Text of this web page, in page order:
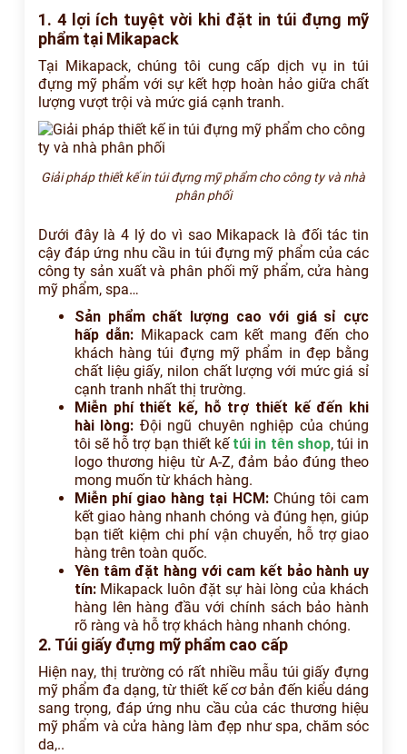
1. 4 lợi ích tuyệt vời khi đặt in túi đựng mỹ
phẩm tại Mikapack
Tại Mikapack, chúng tôi cung cấp dịch vụ in túi
đựng mỹ phẩm với sự kết hợp hoàn hảo giữa chất
lượng vượt trội và mức giá cạnh tranh.
Giải pháp thiết kế in túi đựng mỹ phẩm cho công ty và nhà
phân phối
Dưới đây là 4 lý do vì sao Mikapack là đối tác tin
cậy đáp ứng nhu cầu in túi đựng mỹ phẩm của các
công ty sản xuất và phân phối mỹ phẩm, cửa hàng
mỹ phẩm, spa…
Sản phẩm chất lượng cao với giá sỉ cực
hấp dẫn: Mikapack cam kết mang đến cho
khách hàng túi đựng mỹ phẩm in đẹp bằng
chất liệu giấy, nilon chất lượng với mức giá sỉ
cạnh tranh nhất thị trường.
Miễn phí thiết kế, hỗ trợ thiết kế đến khi
hài lòng: Đội ngũ chuyên nghiệp của chúng
tôi sẽ hỗ trợ bạn thiết kế túi in tên shop, túi in
logo thương hiệu từ A-Z, đảm bảo đúng theo
mong muốn từ khách hàng.
Miễn phí giao hàng tại HCM:Chúng tôi cam
kết giao hàng nhanh chóng và đúng hẹn, giúp
bạn tiết kiệm chi phí vận chuyển, hỗ trợ giao
hàng trên toàn quốc.
Yên tâm đặt hàng với cam kết bảo hành uy
tín:Mikapack luôn đặt sự hài lòng của khách
hàng lên hàng đầu với chính sách bảo hành
rõ ràng và hỗ trợ khách hàng nhanh chóng.
2. Túi giấy đựng mỹ phẩm cao cấp
Hiện nay, thị trường có rất nhiều mẫu túi giấy đựng
mỹ phẩm đa dạng, từ thiết kế cơ bản đến kiểu dáng
sang trọng, đáp ứng nhu cầu của các thương hiệu
mỹ phẩm và cửa hàng làm đẹp như spa, chăm sóc
da,..